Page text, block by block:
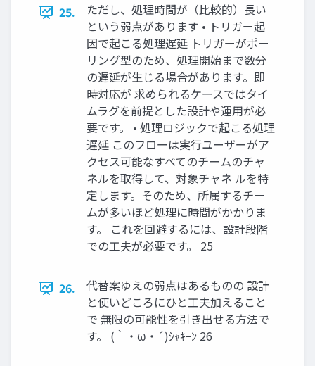
25.
ただし、処理時間が（比較的）長い
という弱点があります • トリガー起
因で起こる処理遅延 トリガーがポー
リング型のため、処理開始まで数分
の遅延が生じる場合があります。即
時対応が 求められるケースではタイ
ムラグを前提とした設計や運用が必
要です。 • 処理ロジックで起こる処理
遅延 このフローは実行ユーザーがア
クセス可能なすべてのチームのチャ
ネルを取得して、対象チャネ ルを特
定します。そのため、所属するチー
ムが多いほど処理に時間がかかりま
す。 これを回避するには、設計段階
での工夫が必要です。 25
26.
代替案ゆえの弱点はあるものの 設計
と使いどころにひと工夫加えること
で 無限の可能性を引き出せる方法で
す。 (｀・ω・´)ｼｬｷｰﾝ 26